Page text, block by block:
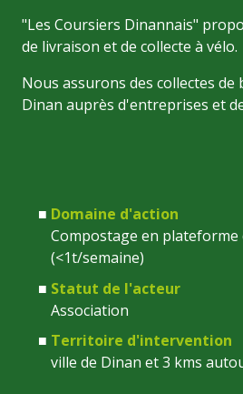
"Les Coursiers Dinannais"
de livraison et de collecte à vélo.
Nous assurons des collectes de
Dinan auprès d'entreprises et
Domaine d'action
Compostage en
(<1t/semaine)
Statut de l'acteur
Association
Territoire d'intervention
ville de Dinan et 3 kms